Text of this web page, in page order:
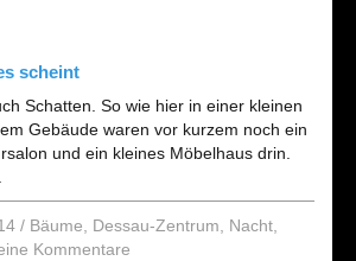
scheint
Schatten. So wie hier in einer kleinen
Gebäude waren vor kurzem noch ein
und ein kleines Möbelhaus drin.
/ Bäume Dessau-Zentrum Nacht
Kommentare